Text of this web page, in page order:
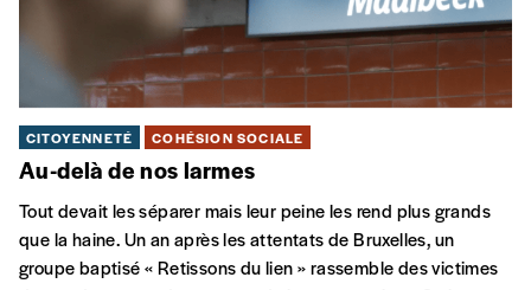
CITOYENNETÉ COHÉSION SOCIALE
Au-delà de nos larmes
Tout devait les séparer mais leur peine les rend plus grands
que la haine. Un an après les attentats de Bruxelles, un
groupe baptisé « Retissons du lien » rassemble des victimes